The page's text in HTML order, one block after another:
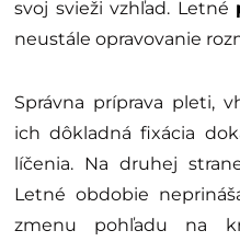
svoj svieži vzhľad. Letné
neustále opravovanie
Správna príprava pleti,
ich dôkladná fixácia
líčenia. Na druhej
Letné obdobie
zmenu pohľadu na